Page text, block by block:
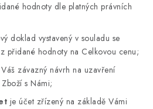
hodnoty dle platných právních
doklad vystavený v souladu se
přidané hodnoty na Celkovou cenu;
závazný návrh na uzavření
s Námi;
je účet zřízený na základě Vámi